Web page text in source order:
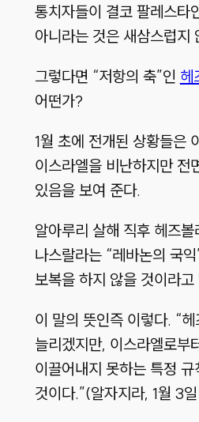
통치자들이 결코 팔레스타
아니라는 것은 새삼스럽지
그렇다면 “저항의 축”인 헤
어떤가?
1월 초에 전개된 상황들은
이스라엘을 비난하지만 전
있음을 보여 준다.
알아루리 살해 직후 헤즈
나스랄라는 “레바논의 국
보복을 하지 않을 것이라고
이 말의 뜻인즉 이렇다. “
늘리겠지만, 이스라엘로부
이끌어내지 못하는 특정
것이다.”(알자지라, 1월 3